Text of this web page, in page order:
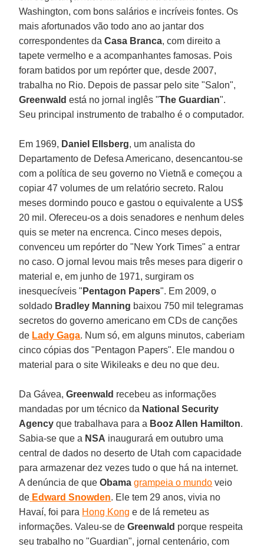
Washington, com bons salários e incríveis fontes. Os
mais afortunados vão todo ano ao jantar dos
correspondentes daCasa Branca, com direito a
tapete vermelho e a acompanhantes famosas. Pois
foram batidos por um repórter que, desde 2007,
trabalha no Rio. Depois de passar pelo site "Salon",
Greenwald está no jornal inglês "The Guardian".
Seu principal instrumento de trabalho é o computador.
Em 1969, Daniel Ellsberg, um analista do
Departamento de Defesa Americano, desencantou-se
com a política de seu governo no Vietnã e começou a
copiar 47 volumes de um relatório secreto. Ralou
meses dormindo pouco e gastou o equivalente a US$
20 mil. Ofereceu-os a dois senadores e nenhum deles
quis se meter na encrenca. Cinco meses depois,
convenceu um repórter do "New York Times" a entrar
no caso. O jornal levou mais três meses para digerir o
material e, em junho de 1971, surgiram os
inesquecíveis " Pentagon Papers". Em 2009, o
soldado Bradley Manning baixou 750 mil telegramas
secretos do governo americano em CDs de canções
de Lady Gaga. Num só, em alguns minutos, caberiam
cinco cópias dos "Pentagon Papers". Ele mandou o
material para o site Wikileaks e deu no que deu.
Da Gávea,Greenwald recebeu as informações
mandadas por um técnico da National Security
Agency que trabalhava para a Booz Allen Hamilton.
Sabia-se que a NSA inaugurará em outubro uma
central de dados no deserto de Utah com capacidade
para armazenar dez vezes tudo o que há na internet.
A denúncia de queObama grampeia o mundo veio
de Edward Snowden. Ele tem 29 anos, vivia no
Havaí, foi para Hong Kong e de lá remeteu as
informações. Valeu-se deGreenwald porque respeita
seu trabalho no "Guardian", jornal centenário, com